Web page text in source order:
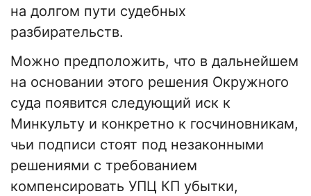
на долгом пути судебных
разбирательств.
Можно предположить, что в дальнейшем
на основании этого решения Окружного
суда появится следующий иск к
Минкульту и конкретно к госчиновникам,
чьи подписи стоят под незаконными
решениями с требованием
компенсировать УПЦ КП убытки,